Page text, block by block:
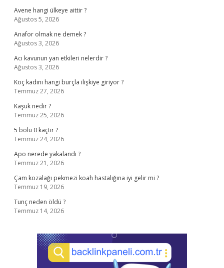
Avene hangi ülkeye aittir ?
Ağustos 5, 2026
Anafor olmak ne demek ?
Ağustos 3, 2026
Acı kavunun yan etkileri nelerdir ?
Ağustos 3, 2026
Koç kadını hangi burçla ilişkiye giriyor ?
Temmuz 27, 2026
Kaşuk nedir ?
Temmuz 25, 2026
5 bölü 0 kaçtır ?
Temmuz 24, 2026
Apo nerede yakalandı ?
Temmuz 21, 2026
Çam kozalağı pekmezi koah hastalığına iyi gelir mi ?
Temmuz 19, 2026
Tunç neden öldü ?
Temmuz 14, 2026